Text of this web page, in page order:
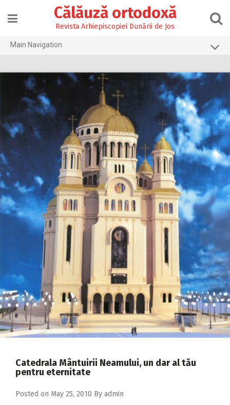
content
Călăuză ortodoxă
Revista Arhiepiscopiei Dunării de Jos
Main Navigation
2026
2025
2024
2023
2020
2019
2016
2015
2014
2013
2011
Catedrala Mântuirii Neamului, un dar al tău
pentru eternitate
Posted on May 25, 2010 By admin